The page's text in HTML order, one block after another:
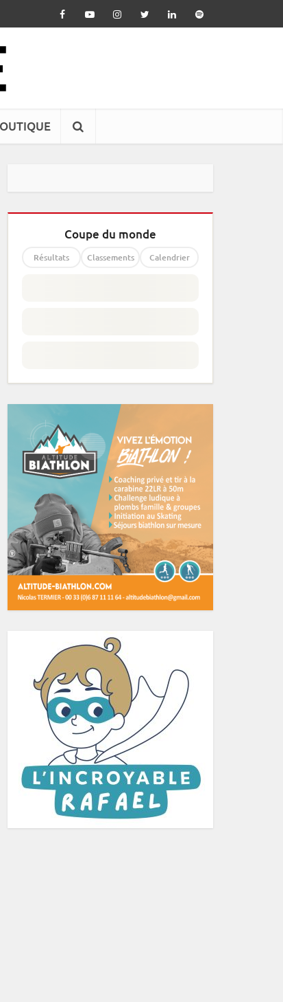
Coupe du monde
Résultats Classements Calendrier